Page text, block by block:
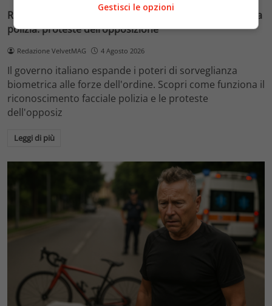
Riconoscimento facciale, il governo accelera i poteri alla
polizia: proteste dell’opposizione
Redazione VelvetMAG 4 Agosto 2026
Il governo italiano espande i poteri di sorveglianza
biometrica alle forze dell'ordine. Scopri come funziona il
riconoscimento facciale polizia e le proteste
dell'opposiz
Leggi di più
Gestisci le opzioni